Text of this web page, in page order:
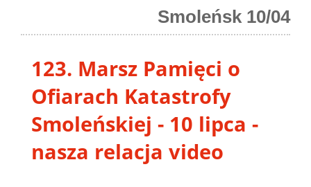
Smoleńsk 10/04
123. Marsz Pamięci o
Ofiarach Katastrofy
Smoleńskiej - 10 lipca -
nasza relacja video